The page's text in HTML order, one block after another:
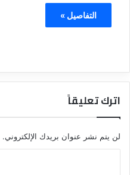
التفاصيل »
اترك تعليقاً
لن يتم نشر عنوان بريدك الإلكتروني.